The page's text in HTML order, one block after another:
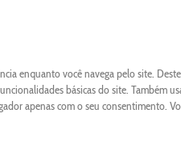
enquanto você navega pelo site.
básicas do site. Também
apenas com o seu consentimento.